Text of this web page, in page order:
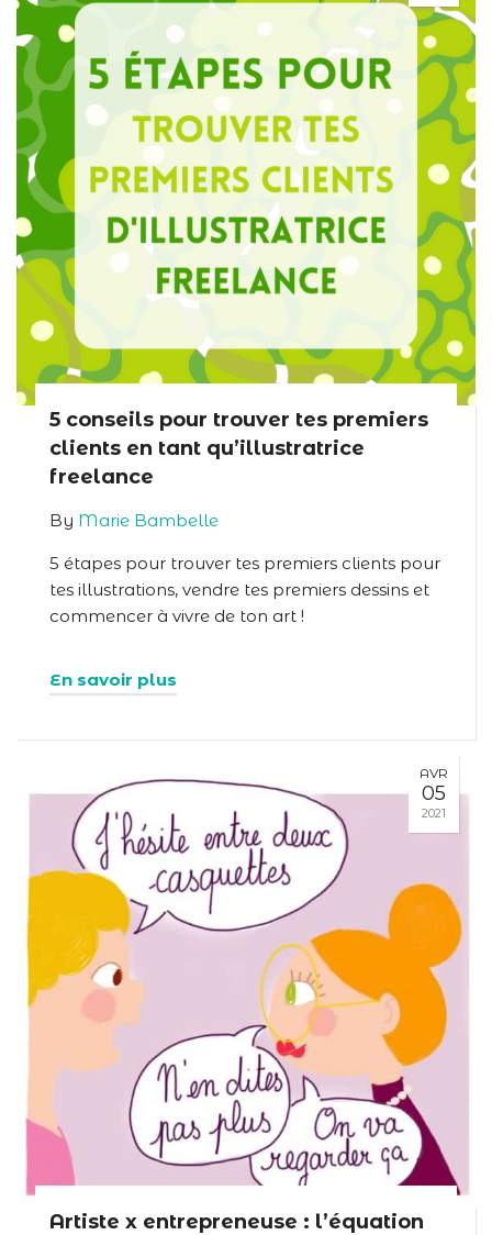
5 conseils pour trouver tes premiers
clients en tant qu’illustratrice
freelance
By Marie Bambelle
5 étapes pour trouver tes premiers clients pour
tes illustrations, vendre tes premiers dessins et
commencer à vivre de ton art !
En savoir plus
AVR
05
2021
Artiste x entrepreneuse : l’équation